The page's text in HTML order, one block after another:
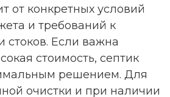
от конкретных условий
и требований к
стоков. Если важна
стоимость, септик
решением. Для
очистки и при наличии